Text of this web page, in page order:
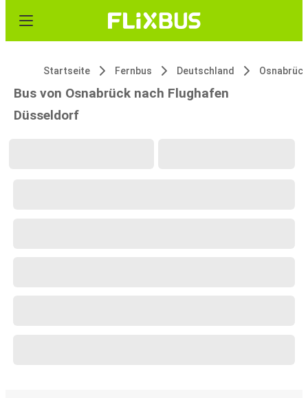
Startseite Fernbus Deutschland Osnabrück
Bus von Osnabrück nach Flughafen
Düsseldorf